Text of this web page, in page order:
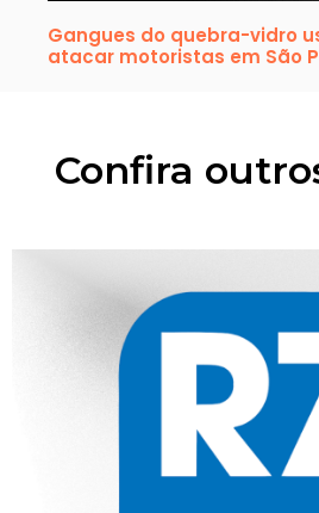
Gangues do quebra-vidro
atacar motoristas em São
Confira